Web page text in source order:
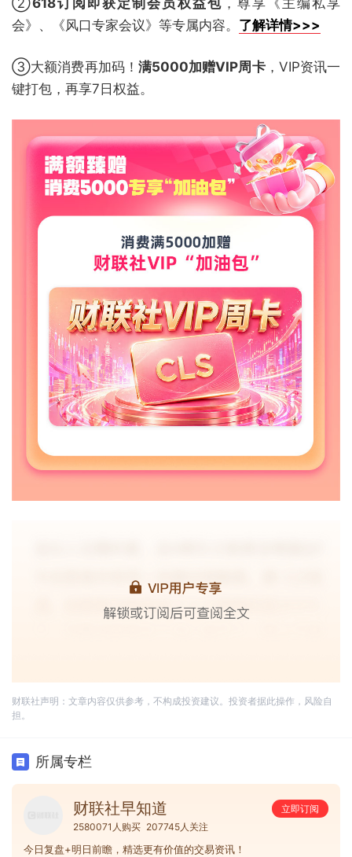
会》、《风口专家会议》等专属内容。 了解详情>>>
③大额消费再加码！ 满5000加赠VIP周卡，VIP资讯一
键打包，再享7日权益。
财联社声明：文章内容仅供参考，不构成投资建议。投资者据此操作，风险自
担。
所属专栏
财联社早知道
立即订阅
2580071人购买 207745人关注
今日复盘+明日前瞻，精选更有价值的交易资讯！